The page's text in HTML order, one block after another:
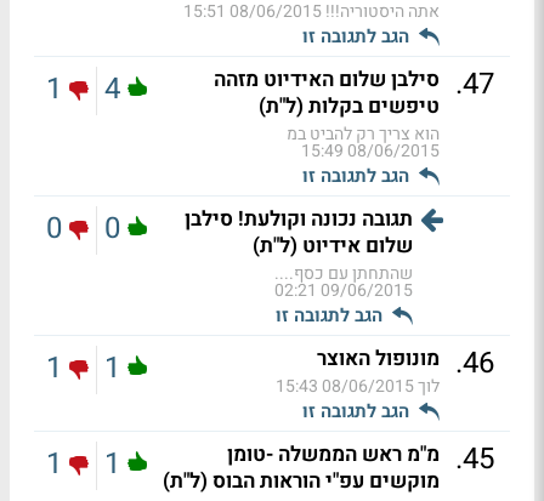
אתה היסטוריה!!!08/06/2015 15:51
הגב לתגובה זו
47
. סילבן שלום האידיוט מזהה
טיפשים בקלות (ל"ת)
הוא צריך רק להביט במ
08/06/2015 15:49
הגב לתגובה זו
4
1
תגובה נכונה וקולעת! סילבן
שלום אידיוט (ל"ת)
שהתחתן עם כסף....
09/06/2015 02:21
הגב לתגובה זו
0
0
46
. מונופול האוצר
לוך08/06/2015 15:43
הגב לתגובה זו
1
1
45
. מ"מ ראש הממשלה -טומן
מוקשים עפ"י הוראות הבוס (ל"ת)
1
1